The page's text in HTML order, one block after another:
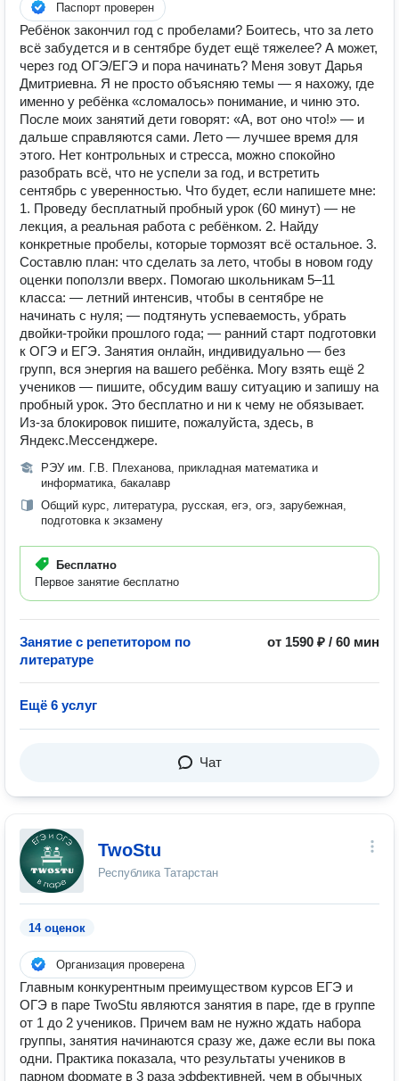
Паспорт проверен
Ребёнок закончил год с пробелами? Боитесь, что за лето
всё забудется и в сентябре будет ещё тяжелее? А может,
через год ОГЭ/ЕГЭ и пора начинать? Меня зовут Дарья
Дмитриевна. Я не просто объясняю темы — я нахожу, где
именно у ребёнка «сломалось» понимание, и чиню это.
После моих занятий дети говорят: «А, вот оно что!» — и
дальше справляются сами. Лето — лучшее время для
этого. Нет контрольных и стресса, можно спокойно
разобрать всё, что не успели за год, и встретить
сентябрь с уверенностью. Что будет, если напишете мне:
1. Проведу бесплатный пробный урок (60 минут) — не
лекция, а реальная работа с ребёнком. 2. Найду
конкретные пробелы, которые тормозят всё остальное. 3.
Составлю план: что сделать за лето, чтобы в новом году
оценки поползли вверх. Помогаю школьникам 5–11
класса: — летний интенсив, чтобы в сентябре не
начинать с нуля; — подтянуть успеваемость, убрать
двойки-тройки прошлого года; — ранний старт подготовки
к ОГЭ и ЕГЭ. Занятия онлайн, индивидуально — без
групп, вся энергия на вашего ребёнка. Могу взять ещё 2
учеников — пишите, обсудим вашу ситуацию и запишу на
пробный урок. Это бесплатно и ни к чему не обязывает.
Из-за блокировок пишите, пожалуйста, здесь, в
Яндекс.Мессенджере.
РЭУ им. Г.В. Плеханова, прикладная математика и
информатика, бакалавр
Общий курс, литература, русская, егэ, огэ, зарубежная,
подготовка к экзамену
Бесплатно
Первое занятие бесплатно
Занятие с репетитором по
литературе
от 1590 ₽ / 60 мин
Ещё 6 услуг
Чат
TwoStu
Республика Татарстан
14 оценок
Организация проверена
Главным конкурентным преимуществом курсов ЕГЭ и
ОГЭ в паре TwoStu являются занятия в паре, где в группе
от 1 до 2 учеников. Причем вам не нужно ждать набора
группы, занятия начинаются сразу же, даже если вы пока
одни. Практика показала, что результаты учеников в
парном формате в 3 раза эффективней, чем в обычных